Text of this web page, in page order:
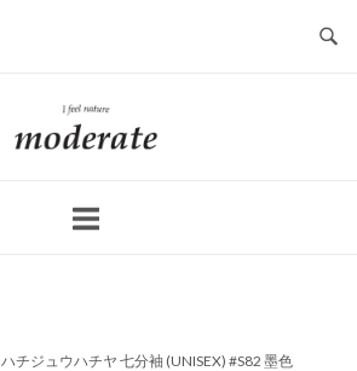
ホ
ー
ハチジュウハチヤ 七分袖 (UNISEX) #S82 墨色